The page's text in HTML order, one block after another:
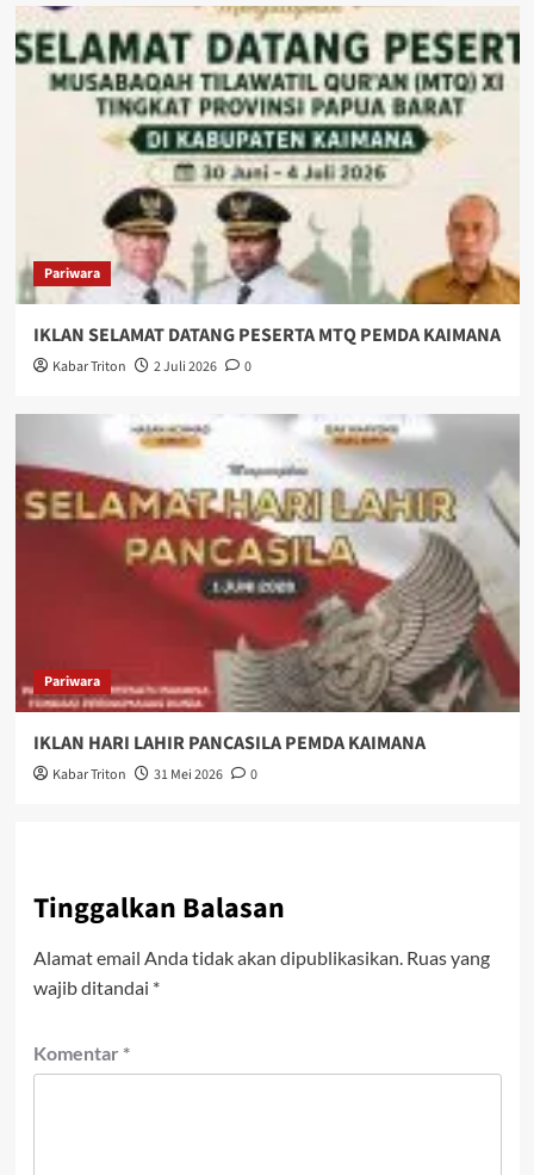
Pariwara
IKLAN SELAMAT DATANG PESERTA MTQ PEMDA KAIMANA
Kabar Triton 2 Juli 2026 0
Pariwara
IKLAN HARI LAHIR PANCASILA PEMDA KAIMANA
Kabar Triton 31 Mei 2026 0
Tinggalkan Balasan
Alamat email Anda tidak akan dipublikasikan. Ruas yang
wajib ditandai *
Komentar *